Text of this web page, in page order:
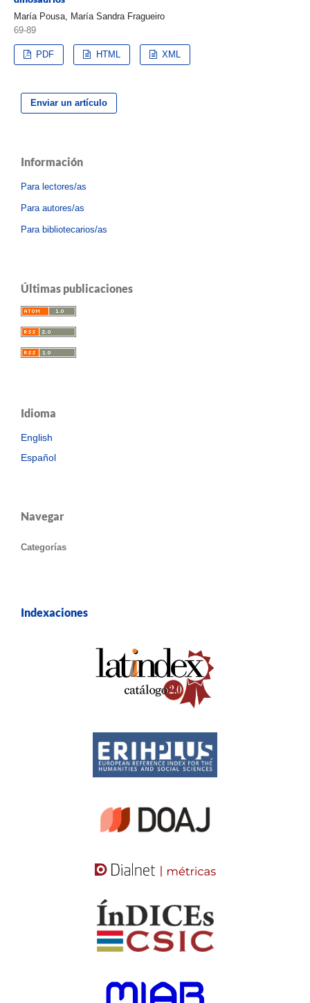
María Pousa, María Sandra Fragueiro
69-89
PDF HTML XML
Enviar un artículo
Información
Para lectores/as
Para autores/as
Para bibliotecarios/as
Últimas publicaciones
Idioma
English
Español
Navegar
Categorías
Indexaciones